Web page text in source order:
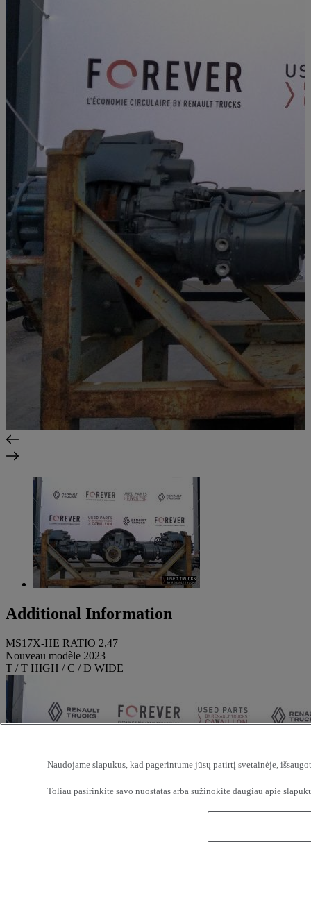
Additional Information
MS17X-HE RATIO 2,47
Nouveau modèle 2023
T / T HIGH / C / D WIDE
Naudojame slapukus, kad pagerintume jūsų patirtį svetainėje,
Toliau pasirinkite savo nuostatas arba sužinokite daugiau apie